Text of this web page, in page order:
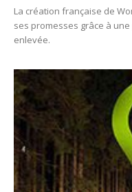
La création française de
ses promesses grâce à
enlevée.